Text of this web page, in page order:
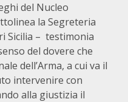
del Nucleo
la Segreteria
Sicilia – testimonia
del dovere che
dell’Arma, a cui va il
intervenire con
alla giustizia il